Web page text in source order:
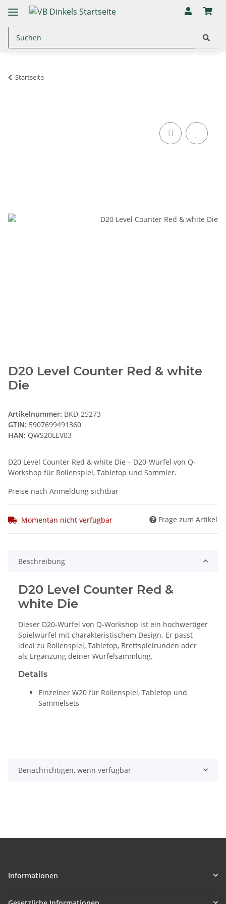
Startseite
D20 Level Counter Red & white
Die
Artikelnummer: BKD-25273
GTIN: 5907699491360
HAN: QWS20LEV03
D20 Level Counter Red & white Die – D20-Würfel von Q-
Workshop für Rollenspiel, Tabletop und Sammler.
Preise nach Anmeldung sichtbar
Momentan nicht verfügbar Frage zum Artikel
Beschreibung
D20 Level Counter Red &
white Die
Dieser D20-Würfel von Q-Workshop ist ein hochwertiger
Spielwürfel mit charakteristischem Design. Er passt
ideal zu Rollenspiel, Tabletop, Brettspielrunden oder
als Ergänzung deiner Würfelsammlung.
Details
Einzelner W20 für Rollenspiel, Tabletop und
Sammelsets
Benachrichtigen, wenn verfügbar
Informationen